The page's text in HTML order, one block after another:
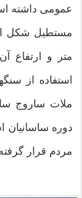
عمومی داشته
استفاده از
ملات ساروج
دوره ساسانیان
مردم قرار